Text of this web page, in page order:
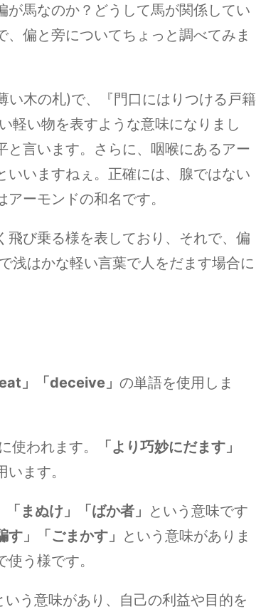
が馬なのか？どうして馬が関係してい
偏と旁についてちょっと調べてみま
い木の札)で、『門口にはりつける戸籍
軽い物を表すような意味になりまし
と言います。さらに、咽喉にあるアー
いいますねぇ。正確には、腺ではない
ーモンドの和名です。
飛び乗る様を表しており、それで、偏
浅はかな軽い言葉で人をだます場合に
」「deceive」 の単語を使用しま
使われます。
「より巧妙にだます」
ます。
「まぬけ」「ばか者」 という意味です
す」「ごまかす」 という意味がありま
う様です。
いう意味があり、自己の利益や目的を